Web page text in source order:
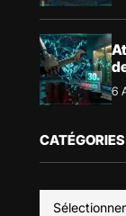
6
CATÉGORIES